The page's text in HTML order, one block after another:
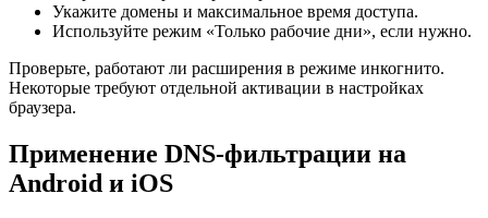
Укажите домены и максимальное время доступа.
Используйте режим «Только рабочие дни», если нужно.
Проверьте, работают ли расширения в режиме инкогнито.
Некоторые требуют отдельной активации в настройках
браузера.
Применение DNS-фильтрации на
Android и iOS